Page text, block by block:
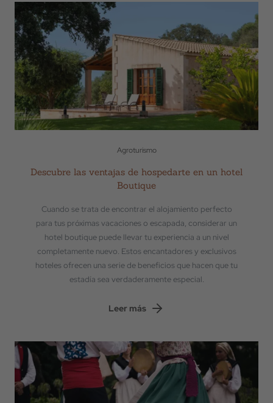
Agroturismo
Descubre las ventajas de hospedarte en un hotel
Boutique
Cuando se trata de encontrar el alojamiento perfecto
para tus próximas vacaciones o escapada, considerar un
hotel boutique puede llevar tu experiencia a un nivel
completamente nuevo. Estos encantadores y exclusivos
hoteles ofrecen una serie de beneficios que hacen que tu
estadía sea verdaderamente especial.
Leer más